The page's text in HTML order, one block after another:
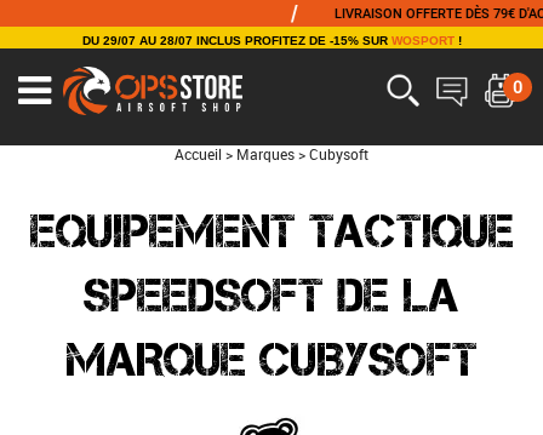
LIVRAISON OFFERTE DÈS 79€
DU 29/07 AU 28/07 INCLUS PROFITEZ DE -15% SUR WOSPORT!
0
Accueil > Marques > Cubysoft
EQUIPEMENT TACTIQUE
SPEEDSOFT DE LA
MARQUE CUBYSOFT